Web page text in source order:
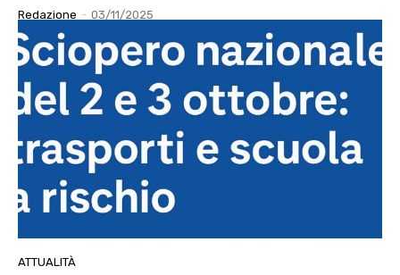
Redazione - 03/11/2025
ATTUALITÀ